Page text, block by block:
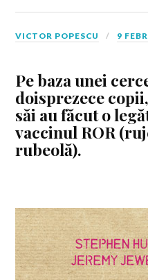
VICTOR POPESCU 9
Pe baza unei
doisprezece
săi au făcut o
vaccinul ROR
rubeolă).